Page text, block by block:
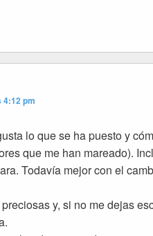
4:12 pm
lo que se ha puesto y
que me han mareado).
Todavía mejor con el
y, si no me dejas